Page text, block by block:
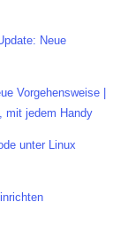
Neue
Vorgehensweise |
mit jedem Handy
unter Linux